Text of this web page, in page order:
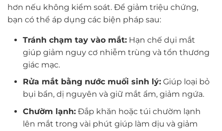
hơn nếu không kiểm soát. Để giảm triệu chứng,
bạn có thể áp dụng các biện pháp sau:
Tránh chạm tay vào mắt:Hạn chế dụi mắt
giúp giảm nguy cơ nhiễm trùng và tổn thương
giác mạc.
Rửa mắt bằng nước muối sinh lý:Giúp loại bỏ
bụi bẩn, dị nguyên và giữ mắt ẩm, giảm ngứa.
Chườm lạnh:Đắp khăn hoặc túi chườm lạnh
lên mắt trong vài phút giúp làm dịu và giảm